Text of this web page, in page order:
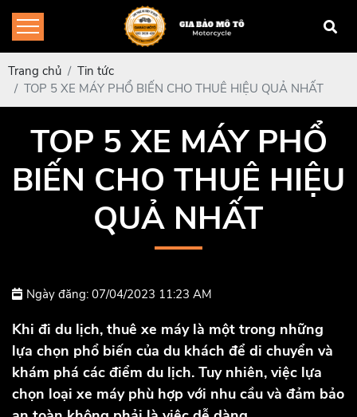
Trang chủ
Tin tức
TOP 5 XE MÁY PHỔ BIẾN CHO THUÊ HIỆU QUẢ NHẤT
TOP 5 XE MÁY PHỔ
BIẾN CHO THUÊ HIỆU
QUẢ NHẤT
Ngày đăng: 07/04/2023 11:23 AM
Khi đi du lịch, thuê xe máy là một trong những
lựa chọn phổ biến của du khách để di chuyển và
khám phá các điểm du lịch. Tuy nhiên, việc lựa
chọn loại xe máy phù hợp với nhu cầu và đảm bảo